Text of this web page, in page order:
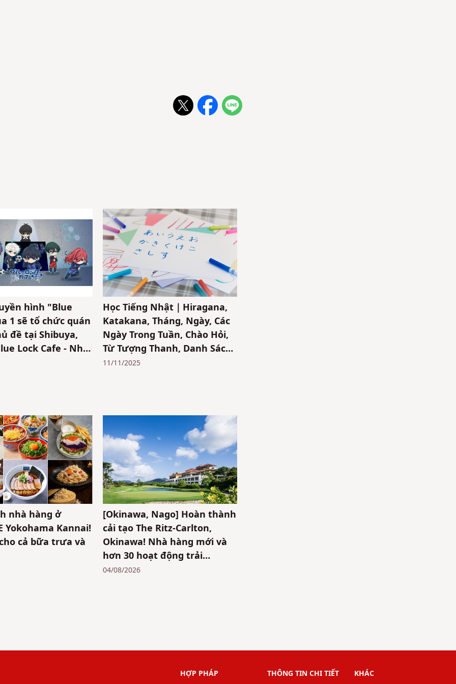
hình "Blue
1 sẽ tổ chức quán
đề tại Shibuya,
Lock Cafe - Nhà
Học Tiếng Nhật｜Hiragana,
Katakana, Tháng, Ngày, Các
Ngày Trong Tuần, Chào Hỏi,
Từ Tượng Thanh, Danh Sách
Số Đếm
11/11/2025
nhà hàng ở
Yokohama Kannai!
cả bữa trưa và
[Okinawa, Nago] Hoàn thành
cải tạo The Ritz-Carlton,
Okinawa! Nhà hàng mới và
hơn 30 hoạt động trải
nghiệm
04/08/2026
HỢP PHÁP THÔNG TIN CHI TIẾT KHÁC